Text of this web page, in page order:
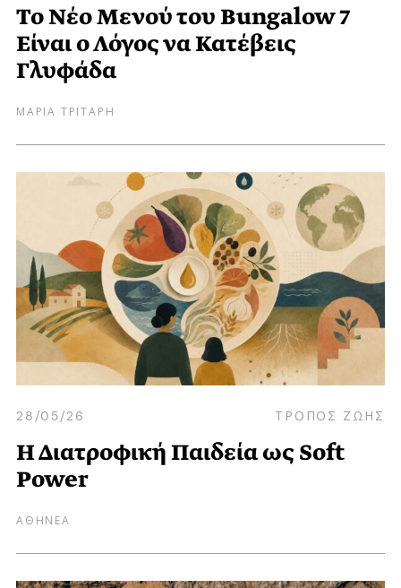
Το Nέο Mενού του Bungalow 7
Eίναι ο Λόγος να Κατέβεις
Γλυφάδα
ΜΑΡΙΑ ΤΡΙΤΑΡΗ
28/05/26 ΤΡΟΠΟΣ ΖΩΗΣ
Η Διατροφική Παιδεία ως Soft
Power
ΑΘΗΝΕΑ